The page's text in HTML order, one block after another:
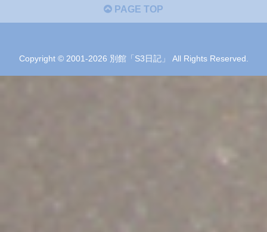
PAGE TOP
Copyright © 2001-2026 別館「S3日記」 All Rights Reserved.